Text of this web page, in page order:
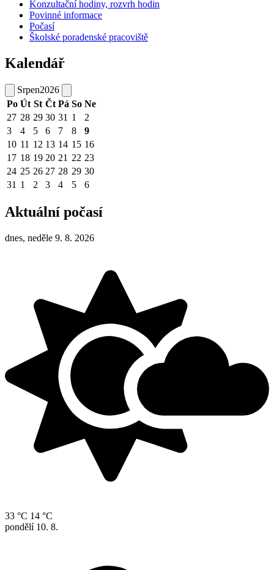
Konzultační hodiny, rozvrh hodin
Povinné informace
Počasí
Školské poradenské pracoviště
Kalendář
Srpen2026
Po Út St Čt Pá So Ne
27 28 29 30 31 1
2
3
4 5 6 7 8
9
10 11 12 13 14 15 16
17 18 19 20 21 22 23
24 25 26 27 28 29 30
31 1 2 3 4 5 6
Aktuální počasí
dnes, neděle 9. 8. 2026
33 °C 14 °C
pondělí 10. 8.